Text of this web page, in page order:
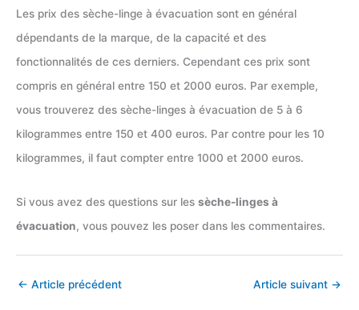
Les prix des sèche-linge à évacuation sont en général
dépendants de la marque, de la capacité et des
fonctionnalités de ces derniers. Cependant ces prix sont
compris en général entre 150 et 2000 euros. Par exemple,
vous trouverez des sèche-linges à évacuation de 5 à 6
kilogrammes entre 150 et 400 euros. Par contre pour les 10
kilogrammes, il faut compter entre 1000 et 2000 euros.
Si vous avez des questions sur les sèche-linges à
évacuation, vous pouvez les poser dans les commentaires.
← Article précédent Article suivant →